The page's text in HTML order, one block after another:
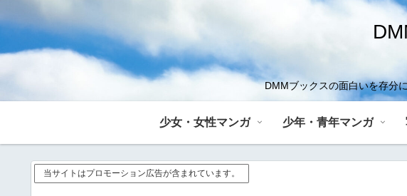
DMMブックスの面白いを存分
少女・女性マンガ 少年・青年マンガ
当サイトはプロモーション広告が含まれています。